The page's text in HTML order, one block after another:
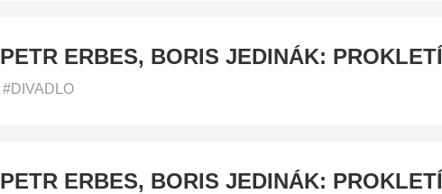
PETR ERBES, BORIS JEDINÁK: PROKLETÍ
#DIVADLO
PETR ERBES, BORIS JEDINÁK: PROKLETÍ